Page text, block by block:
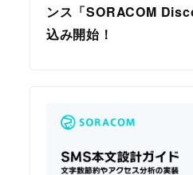
ンス「SORACOM
込み開始！